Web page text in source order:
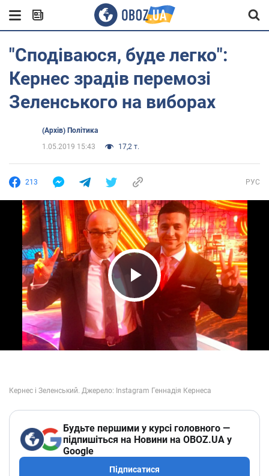
"Сподіваюся, буде легко":
Кернес зрадів перемозі
Зеленського на виборах
(Архів) Політика
1.05.2019 15:43
17,2 т.
213 РУС
Play Video
Будьте першими у курсі головного —
підпишіться на Новини на OBOZ.UA у
Google
Підписатися